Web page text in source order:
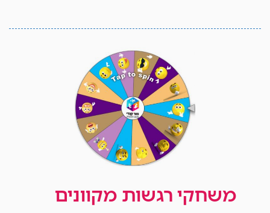
משחקי רגשות מקוונים